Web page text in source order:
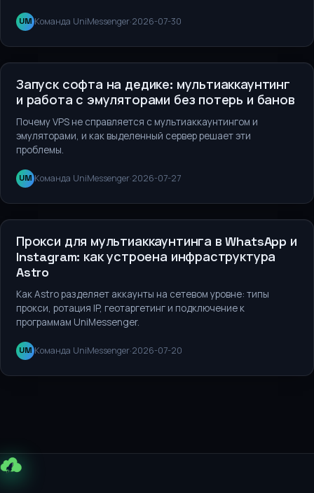
UM Команда UniMessenger·2026-07-30
Сервисы и инструменты
Запуск софта на дедике: мультиаккаунтинг
и работа с эмуляторами без потерь и банов
Почему VPS не справляется с мультиаккаунтингом и
эмуляторами, и как выделенный сервер решает эти
проблемы.
UM Команда UniMessenger·2026-07-27
Сервисы и инструменты
Прокси для мультиаккаунтинга в WhatsApp и
Instagram: как устроена инфраструктура
Astro
Как Astro разделяет аккаунты на сетевом уровне: типы
прокси, ротация IP, геотаргетинг и подключение к
программам UniMessenger.
UM Команда UniMessenger·2026-07-20